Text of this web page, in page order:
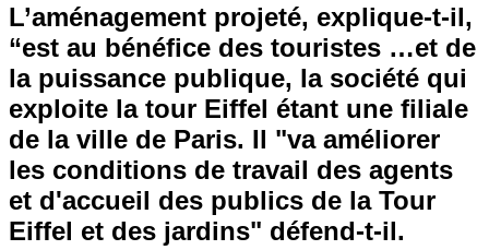
L’aménagement projeté, explique-t-il,
“est au bénéfice des touristes …et de
la puissance publique, la société qui
exploite la tour Eiffel étant une filiale
de la ville de Paris. Il "va améliorer
les conditions de travail des agents
et d'accueil des publics de la Tour
Eiffel et des jardins" défend-t-il.